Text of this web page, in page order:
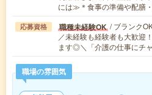
には≫＊食事の準備や配膳
応募資格 職種未経験OK / ブランク
／未経験も経験者も大歓迎
ます◎＼「介護の仕事にチ
職場の雰囲気